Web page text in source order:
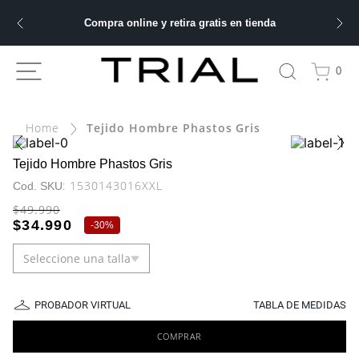
Compra online y retira gratis en tienda
0
Tejido Hombre Phastos Gris
Tejido Hombre Phastos Gris
: 1530143016XXL
$49.990
$34.990 -30%
Seleccione una talla
PROBADOR VIRTUAL TABLA DE MEDIDAS
COMPRAR
BUSCADOS